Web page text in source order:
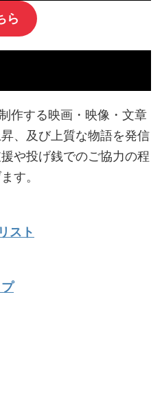
ら
作する映画・映像・文章
、及び上質な物語を発信
や投げ銭でのご協力の程
す。
スト